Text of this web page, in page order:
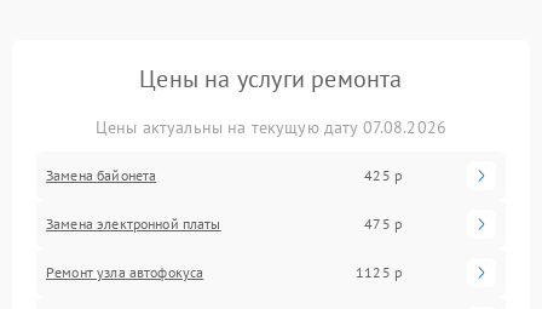
Цены на услуги ремонта
Цены актуальны на текущую дату 07.08.2026
Замена байонета 425 р
Замена электронной платы 475 р
Ремонт узла автофокуса 1125 р